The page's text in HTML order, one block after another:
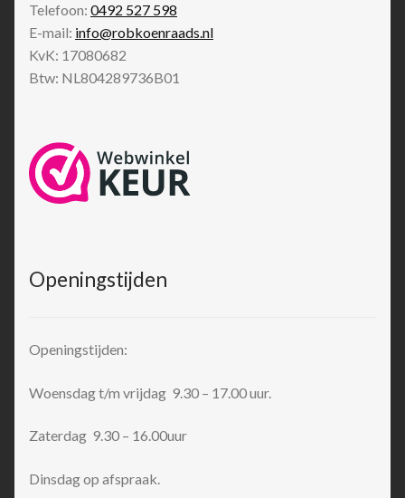
Telefoon: 0492 527 598
E-mail: info@robkoenraads.nl
KvK: 17080682
Btw: NL804289736B01
Openingstijden
Openingstijden:
Woensdag t/m vrijdag 9.30 – 17.00 uur.
Zaterdag 9.30 – 16.00uur
Dinsdag op afspraak.